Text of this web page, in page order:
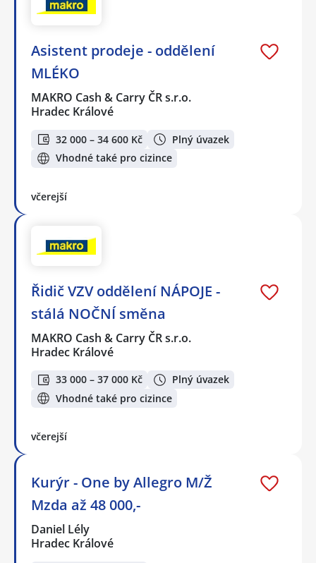
Asistent prodeje - oddělení
MLÉKO
MAKRO Cash & Carry ČR s.r.o.
Hradec Králové
32 000 – 34 600 Kč
Plný úvazek
Vhodné také pro cizince
včerejší
Řidič VZV oddělení NÁPOJE -
stálá NOČNÍ směna
MAKRO Cash & Carry ČR s.r.o.
Hradec Králové
33 000 – 37 000 Kč
Plný úvazek
Vhodné také pro cizince
včerejší
Kurýr - One by Allegro M/Ž
Mzda až 48 000,-
Daniel Lély
Hradec Králové